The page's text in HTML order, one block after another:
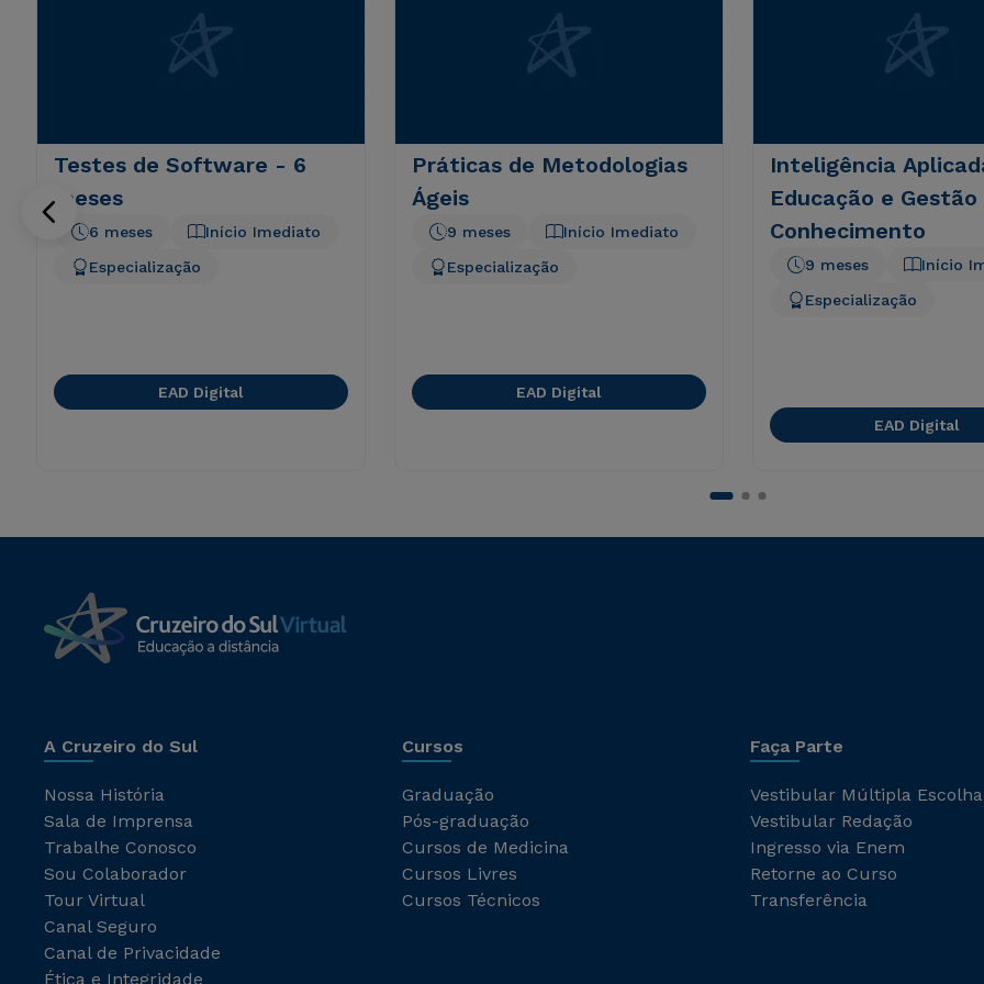
Testes de Software - 6
meses
Início Imediato
6 meses
Especialização
EAD Digital
Práticas de Metodologias
Ágeis
Início Imediato
9 meses
Especialização
EAD Digital
Inteligência
Educação e Gestão
Conhecimento
Início
9 meses
Especialização
EAD Digital
A Cruzeiro do Sul
Nossa História
Sala de Imprensa
Trabalhe Conosco
Sou Colaborador
Tour Virtual
Canal Seguro
Canal de Privacidade
Ética e Integridade
Cursos
Graduação
Pós-graduação
Cursos de Medicina
Cursos Livres
Cursos Técnicos
Faça Parte
Vestibular Múltipla Escolha
Vestibular Redação
Ingresso via Enem
Retorne ao Curso
Transferência